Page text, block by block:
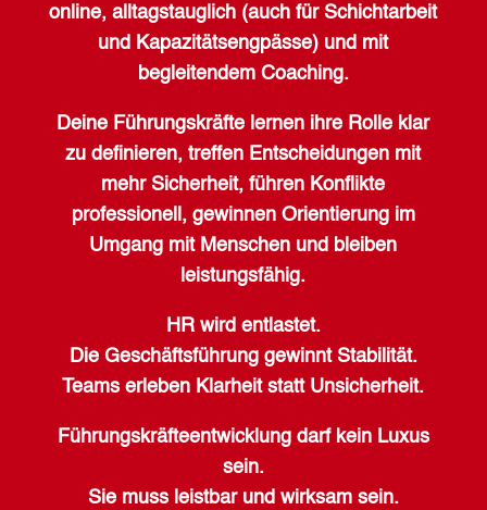
online, alltagstauglich (auch für Schichtarbeit
und Kapazitätsengpässe) und mit
begleitendem Coaching.
Deine Führungskräfte lernen ihre Rolle klar
zu definieren,treffen Entscheidungen mit
mehr Sicherheit,führen Konflikte
professionell, gewinnen Orientierung im
Umgang mit Menschen und bleiben
leistungsfähig.
HR wird entlastet.
Die Geschäftsführung gewinnt Stabilität.
Teams erleben Klarheit statt Unsicherheit.
Führungskräfteentwicklung darf kein Luxus
sein.
Sie muss leistbar und wirksam sein.